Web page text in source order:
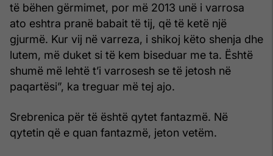
të bëhen gërmimet, por më 2013 unë i varrosa
ato eshtra pranë babait të tij, që të ketë një
gjurmë. Kur vij në varreza, i shikoj këto shenja dhe
lutem, më duket si të kem biseduar me ta. Është
shumë më lehtë t’i varrosesh se të jetosh në
paqartësi”, ka treguar më tej ajo.
Srebrenica për të është qytet fantazmë. Në
qytetin që e quan fantazmë, jeton vetëm.